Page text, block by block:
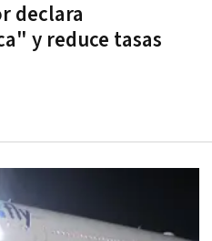
declara
y reduce tasas